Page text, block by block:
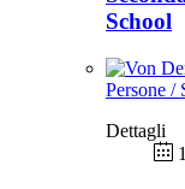
School
Persone /
Dettagli